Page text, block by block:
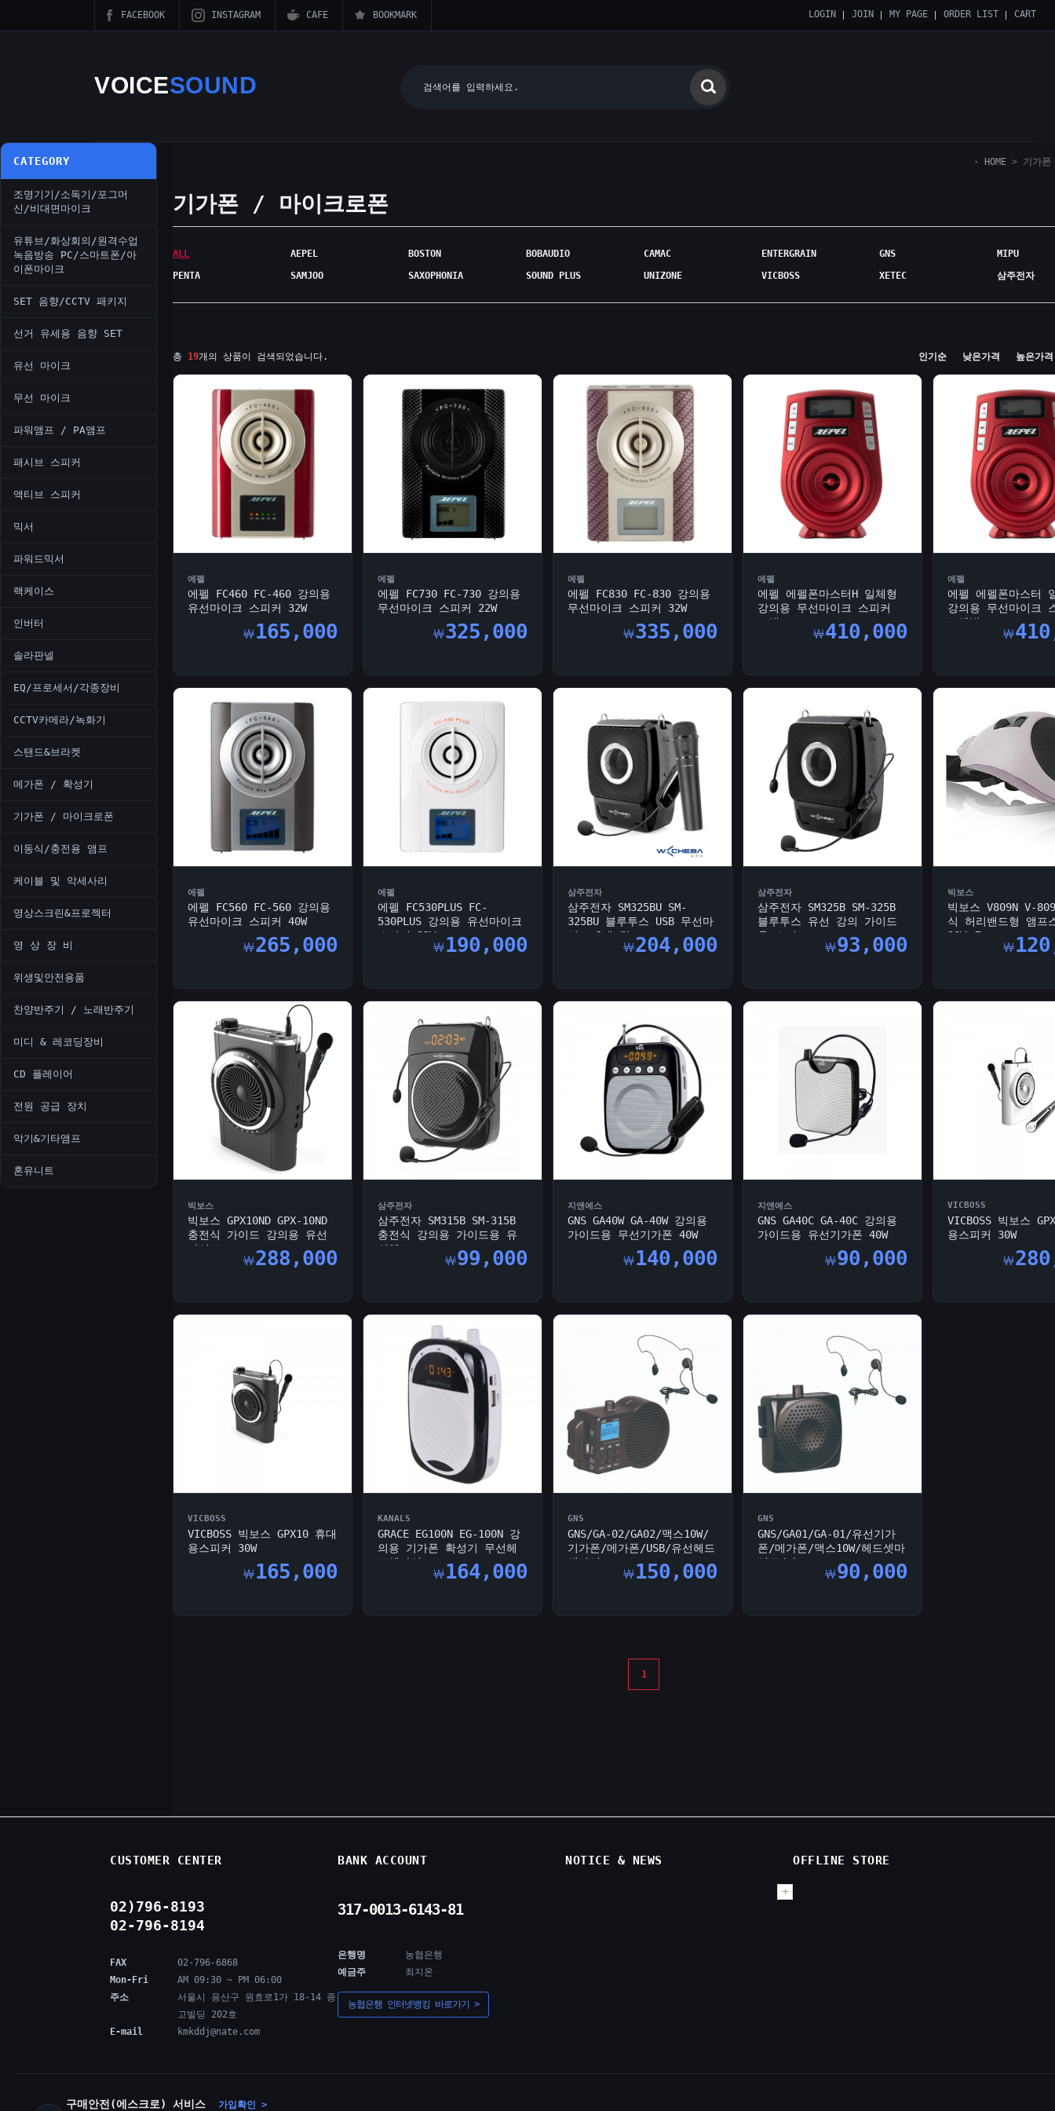
FACEBOOK INSTAGRAM CAFE BOOKMARK LOGIN JOIN MY PAGE ORDER LIST CART
VOICESOUND
CATEGORY
조명기기/소독기/포그머
신/비대면마이크
유튜브/화상회의/원격수업
녹음방송 PC/스마트폰/아
이폰마이크
SET 음향/CCTV 패키지
선거 유세용 음향 SET
유선 마이크
무선 마이크
파워앰프 / PA앰프
패시브 스피커
액티브 스피커
믹서
파워드믹서
랙케이스
인버터
솔라판넬
EQ/프로세서/각종장비
CCTV카메라/녹화기
스탠드&브라켓
메가폰 / 확성기
기가폰 / 마이크로폰
이동식/충전용 앰프
케이블 및 악세사리
영상스크린&프로젝터
영 상 장 비
위생및안전용품
찬양반주기 / 노래반주기
미디 & 레코딩장비
CD 플레이어
전원 공급 장치
악기&기타앰프
혼유니트
HOME > 기가
기가폰 / 마이크로폰
ALL AEPEL BOSTON BOBAUDIO CAMAC ENTERGRAIN GNS
MIPU
PENTA
SAMJOO SAXOPHONIA SOUND PLUS UNIZONE VICBOSS XETEC 삼주전자
총 19개의 상품이 검색되었습니다. 인기순 낮은가격 높은가격
에펠
에펠 FC460 FC-460 강의용
유선마이크 스피커 32W
￦165,000
에펠
에펠 FC730 FC-730 강의용
무선마이크 스피커 22W
￦325,000
에펠
에펠 FC830 FC-830 강의용
무선마이크 스피커 32W
￦335,000
에펠
에펠 에펠폰마스터H 일체형
강의용 무선마이크 스피커
노래...
￦410,000
에펠
에펠 에펠폰마스터
강의용 무선마이크
노래방...
￦
에펠
에펠 FC560 FC-560 강의용
유선마이크 스피커 40W
￦265,000
에펠
에펠 FC530PLUS FC-
530PLUS 강의용 유선마이크
스피커 32W
￦190,000
삼주전자
삼주전자 SM325BU SM-
325BU 블루투스 USB 무선마
이크 2대 강...
￦204,000
삼주전자
삼주전자 SM325B SM-325B
블루투스 유선 강의 가이드
용 스피...
￦93,000
빅보스
빅보스 V809N V-
식 허리밴드형 앰프
30W 유...
￦
빅보스
빅보스 GPX10ND GPX-10ND
충전식 가이드 강의용 유선
마이크...
￦288,000
삼주전자
삼주전자 SM315B SM-315B
충전식 강의용 가이드용 유
선헤드...
￦99,000
지앤에스
GNS GA40W GA-40W 강의용
가이드용 무선기가폰 40W
￦140,000
지앤에스
GNS GA40C GA-40C 강의용
가이드용 유선기가폰 40W
￦90,000
VICBOSS
VICBOSS 빅보스
용스피커 30W
￦
VICBOSS
VICBOSS 빅보스 GPX10 휴대
용스피커 30W
￦165,000
KANALS
GRACE EG100N EG-100N 강
의용 기가폰 확성기 무선헤
드셋마이...
￦164,000
GNS
GNS/GA-02/GA02/맥스10W/
기가폰/메가폰/USB/유선헤드
셋마이...
￦150,000
GNS
GNS/GA01/GA-01/유선기가
폰/메가폰/맥스10W/헤드셋마
이크/가...
￦90,000
1
CUSTOMER CENTER
02)796-8193
02-796-8194
FAX
02-796-6868
Mon-Fri
AM 09:30 ~ PM 06:00
주소
서울시 용산구 원효로1가 18-14 종
고빌딩 202호
E-mail
kmkddj@nate.com
BANK ACCOUNT
317-0013-6143-81
은행명
농협은행
예금주
최지온
농협은행 인터넷뱅킹 바로가기 >
NOTICE & NEWS OFFLINE STORE
구매안전(에스크로) 서비스 가입확인 >